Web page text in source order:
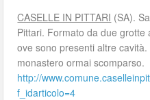
CASELLE IN PITTARI (SA).
Pittari. Formato da due
ove sono presenti altre
monastero ormai scomparso.
http://
f_idarticolo=4